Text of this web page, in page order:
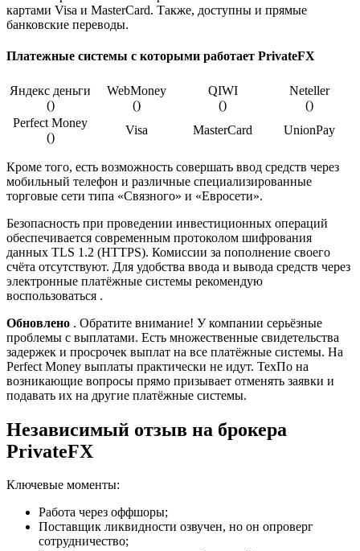
картами Visa и MasterCard. Также, доступны и прямые
банковские переводы.
Платежные системы с которыми работает PrivateFX
Яндекс деньги
()
WebMoney
()
QIWI
()
Neteller
()
Perfect Money
()
Visa MasterCard UnionPay
Кроме того, есть возможность совершать ввод средств через
мобильный телефон и различные специализированные
торговые сети типа «Связного» и «Евросети».
Безопасность при проведении инвестиционных операций
обеспечивается современным протоколом шифрования
данных TLS 1.2 (HTTPS). Комиссии за пополнение своего
счёта отсутствуют. Для удобства ввода и вывода средств через
электронные платёжные системы рекомендую
воспользоваться .
Обновлено . Обратите внимание! У компании серьёзные
проблемы с выплатами. Есть множественные свидетельства
задержек и просрочек выплат на все платёжные системы. На
Perfect Money выплаты практически не идут. ТехПо на
возникающие вопросы прямо призывает отменять заявки и
подавать их на другие платёжные системы.
Независимый отзыв на брокера
PrivateFX
Ключевые моменты:
Работа через оффшоры;
Поставщик ликвидности озвучен, но он опроверг
сотрудничество;